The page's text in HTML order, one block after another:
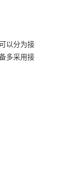
以分为接
多采用接